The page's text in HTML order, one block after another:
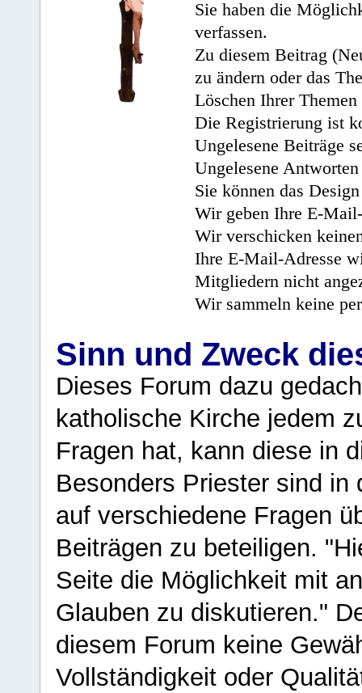
Sie haben die
verfassen.
Zu diesem Beitrag
zu ändern oder das
Löschen Ihrer
Die Registrierung ist
Ungelesene Beiträge
Ungelesene
Sie können das
Wir geben Ihre E-
Wir verschicken
Ihre E-Mail-Adresse
Mitgliedern nicht
Wir sammeln keine
Sinn und Zweck
Dieses Forum dazu
katholische Kirche jedem
Fragen hat, kann diese in
Besonders Priester sind in
auf verschiedene Fragen
Beiträgen zu beteiligen.
Seite die Möglichkeit mit
Glauben zu diskutieren."
diesem Forum keine
Vollständigkeit oder